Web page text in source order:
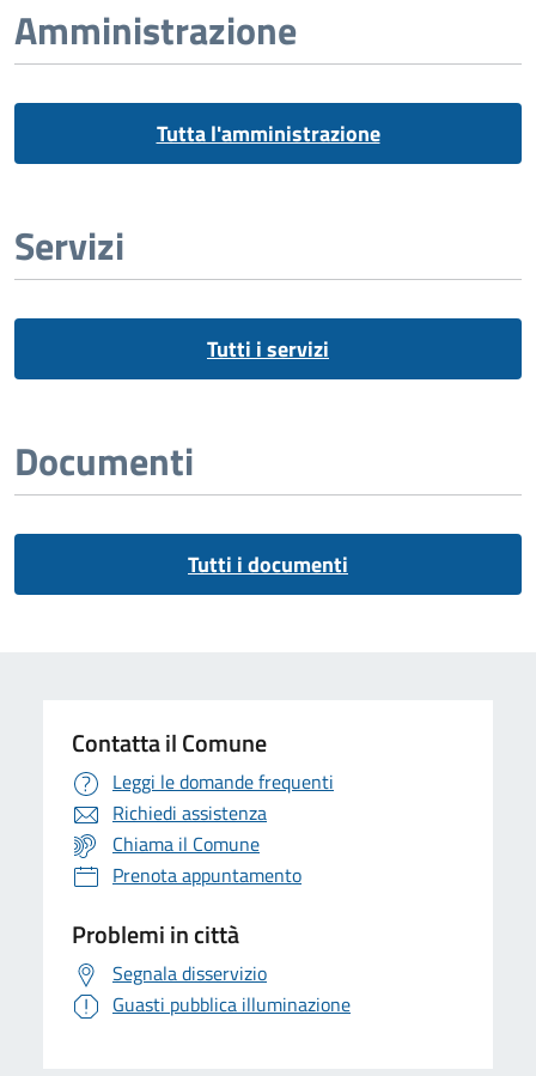
Amministrazione
Tutta l'amministrazione
Servizi
Tutti i servizi
Documenti
Tutti i documenti
Contatta il Comune
Leggi le domande frequenti
Richiedi assistenza
Chiama il Comune
Prenota appuntamento
Problemi in città
Segnala disservizio
Guasti pubblica illuminazione